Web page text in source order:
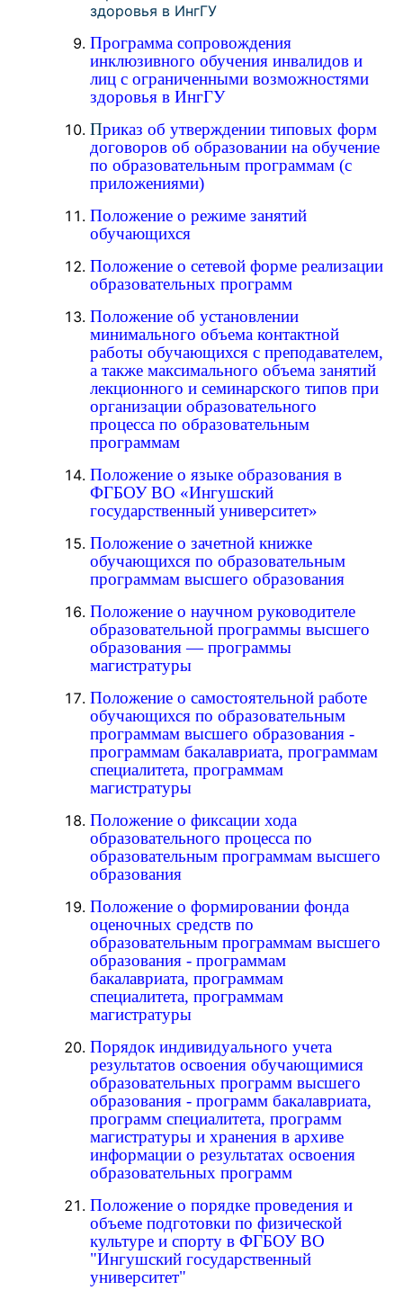
здоровья в ИнгГУ
Программа сопровождения
инклюзивного обучения инвалидов и
лиц с ограниченными возможностями
здоровья в ИнгГУ
Приказ об утверждении типовых форм
договоров об образовании на обучение
по образовательным программам (с
приложениями)
Положение о режиме занятий
обучающихся
Положение о сетевой форме реализации
образовательных программ
Положение об установлении
минимального объема контактной
работы обучающихся с преподавателем,
а также максимального объема занятий
лекционного и семинарского типов при
организации образовательного
процесса по образовательным
программам
Положение о языке образования в
ФГБОУ ВО «Ингушский
государственный университет»
Положение о зачетной книжке
обучающихся по образовательным
программам высшего образования
Положение о научном руководителе
образовательной программы высшего
образования — программы
магистратуры
Положение о самостоятельной работе
обучающихся по образовательным
программам высшего образования -
программам бакалавриата, программам
специалитета, программам
магистратуры
Положение о фиксации хода
образовательного процесса по
образовательным программам высшего
образования
Положение о формировании фонда
оценочных средств по
образовательным программам высшего
образования - программам
бакалавриата, программам
специалитета, программам
магистратуры
Порядок индивидуального учета
результатов освоения обучающимися
образовательных программ высшего
образования - программ бакалавриата,
программ специалитета, программ
магистратуры и хранения в архиве
информации о результатах освоения
образовательных программ
Положение о порядке проведения и
объеме подготовки по физической
культуре и спорту в ФГБОУ ВО
"Ингушский государственный
университет"